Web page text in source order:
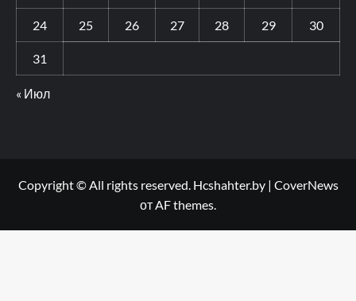
24 25 26 27 28 29 30
31
« Июл
Copyright © All rights reserved. Hcshahter.by | CoverNews
от AF themes.